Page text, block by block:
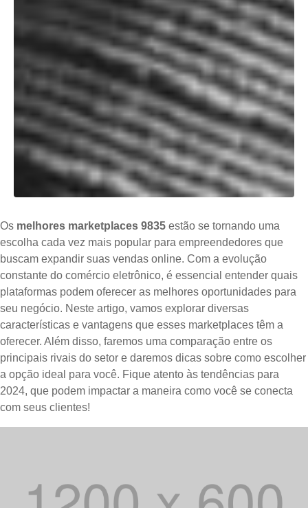
Os melhores marketplaces 9835 estão se tornando uma
escolha cada vez mais popular para empreendedores que
buscam expandir suas vendas online. Com a evolução
constante do comércio eletrônico, é essencial entender quais
plataformas podem oferecer as melhores oportunidades para
seu negócio. Neste artigo, vamos explorar diversas
características e vantagens que esses marketplaces têm a
oferecer. Além disso, faremos uma comparação entre os
principais rivais do setor e daremos dicas sobre como escolher
a opção ideal para você. Fique atento às tendências para
2024, que podem impactar a maneira como você se conecta
com seus clientes!